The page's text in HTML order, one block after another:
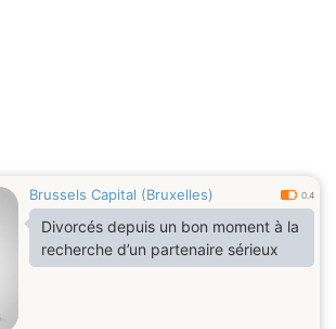
Brussels Capital (Bruxelles) 0.4
Divorcés depuis un bon moment à la
recherche d’un partenaire sérieux